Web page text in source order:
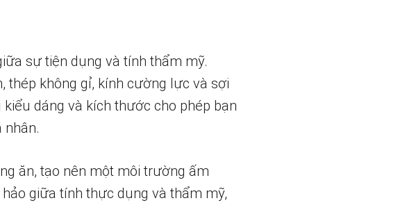
sự tiện dụng và tính thẩm mỹ.
thép không gỉ, kính cường lực và sợi
dáng và kích thước cho phép bạn
nhân.
ăn, tạo nên một môi trường ấm
giữa tính thực dụng và thẩm mỹ,